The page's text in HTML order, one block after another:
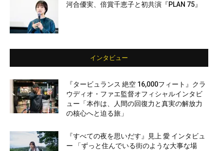
河合優実、倍賞千恵子と初共演『PLAN 75』
インタビュー
『タービュランス 絶空 16,000フィート』クラ
ウディオ・ファエ監督オフィシャルインタビ
ュー「本作は、人間の回復力と真実の解放力
の核心へと迫る旅」
『すべての夜を思いだす』見上 愛 インタビュ
ー 「ずっと住んでいる街のような大事な場